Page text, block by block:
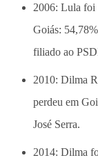
2006: Lula foi
Goiás:
filiado ao
2010: Dilma
perdeu em
José Serra.
2014: Dilma